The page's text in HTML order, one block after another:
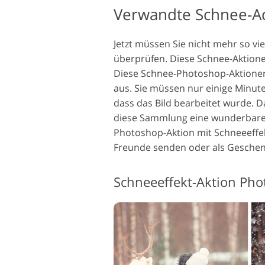
Verwandte Schnee-
Jetzt müssen Sie nicht mehr so
überprüfen. Diese Schnee-
Diese Schnee-Photoshop-
aus. Sie müssen nur einige
dass das Bild bearbeitet wurde.
diese Sammlung eine
Photoshop-Aktion mit
Freunde senden oder als